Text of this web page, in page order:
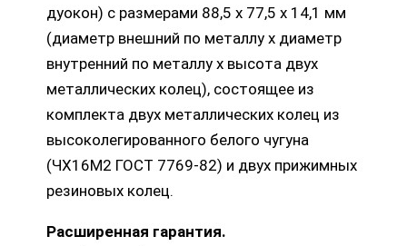
дуокон) с размерами 88,5 х 77,5 х 14,1 мм
(диаметр внешний по металлу х диаметр
внутренний по металлу х высота двух
металлических колец), состоящее из
комплекта двух металлических колец из
высоколегированного белого чугуна
(ЧХ16М2 ГОСТ 7769-82) и двух прижимных
резиновых колец.
Расширенная гарантия.